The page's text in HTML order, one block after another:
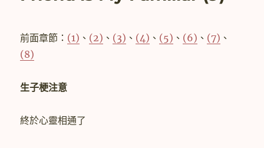
is
前面章節： (1) 、 (2) 、 (3) 、 (4) 、 (5) 、 (6) 、 (7) 、
(8)
生子梗注意
終於心靈相通了